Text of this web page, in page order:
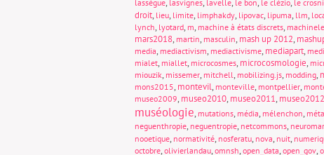
lassègue, lasvignes, lavelle, le bon, le clézio, le
droit, lieu, limite, limphakdy, lipovac, lipuma, llm,
lynch, lyotard, m, machine à états discrets,
mars2018, martin, masculin, mash up 2012,
media, mediactivism, mediactivisme, mediapart,
mialet, miallet, microcosmes, microcosmologie,
miouzik, missemer, mitchell, mobilizing.js, modding,
mons2015, montevil, monteville, montpellier,
museo2009, museo2010, museo2011, museo2012
muséologie, mutations, média, mélenchon,
neguenthropie, neguentropie, netcommons,
nooetique, normativité, nosferatu, nova, nuit,
octobre, olivierlandau, omnsh, open_data, open_gov,